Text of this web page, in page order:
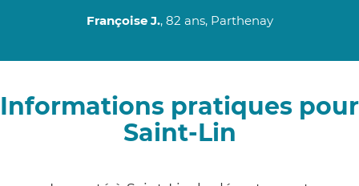
Françoise J., 82 ans, Parthenay
Informations pratiques pour
Saint-Lin